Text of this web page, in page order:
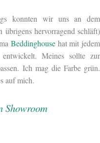
konnten wir uns an dem
hervorragend schläft)
Beddinghouse hat mit jedem
Meines sollte zur
Ich mag die Farbe grün.
auf mich.